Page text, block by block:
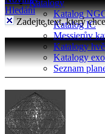
Katalogy
Katalog
Katalog IC
Messierův
Katalogy
Katalogy
Seznam
Hledání
Zadejte text, který